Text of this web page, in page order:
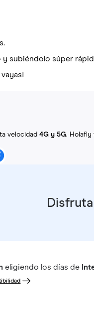
subiéndolo súper
velocidad 4G y 5G. Holafly
eligiendo los días de